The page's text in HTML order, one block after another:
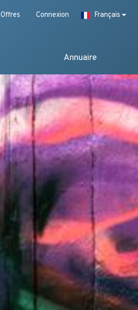
Offres Connexion Français
Annuaire